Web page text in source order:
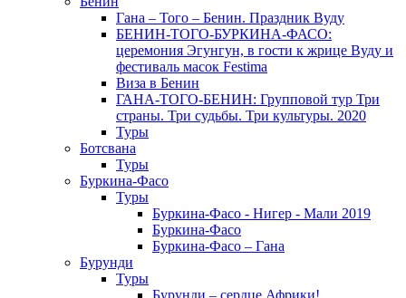
Гана – Того – Бенин. Праздник Вуду
БЕНИН-ТОГО-БУРКИНА-ФАСО:
церемония Эгунгун, в гости к жрице Вуду и
фестиваль масок Festima
Виза в Бенин
ГАНА-ТОГО-БЕНИН: Групповой тур Три
страны. Три судьбы. Три культуры. 2020
Туры
Ботсвана
Туры
Буркина-Фасо
Туры
Буркина-Фасо - Нигер - Мали 2019
Буркина-Фасо
Буркина-Фасо – Гана
Бурунди
Туры
Бурунди – сердце Африки!